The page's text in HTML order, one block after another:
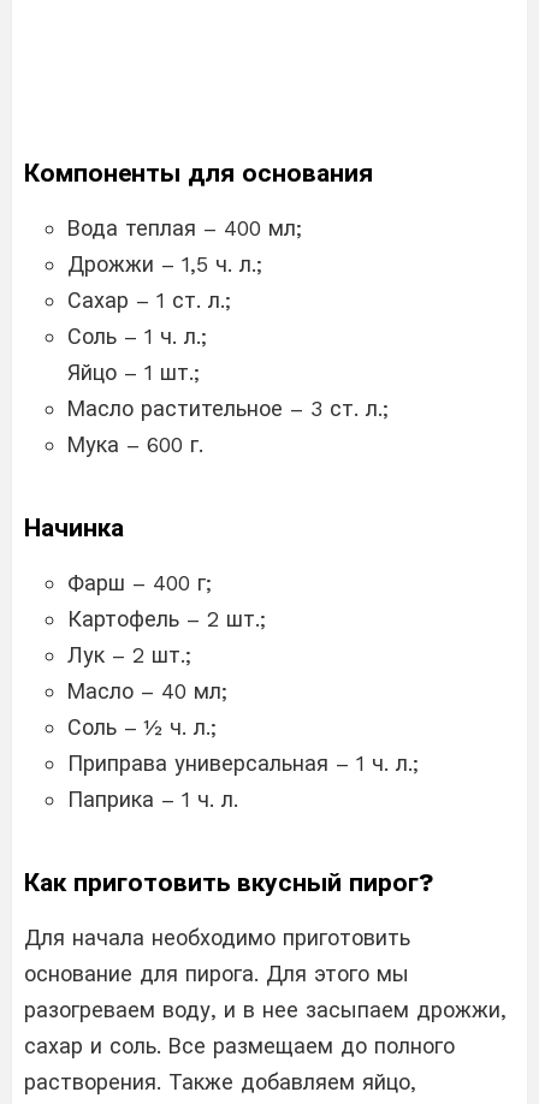
Компоненты для основания
Вода теплая – 400 мл;
Дрожжи – 1,5 ч. л.;
Сахар – 1 ст. л.;
Соль – 1 ч. л.;
Яйцо – 1 шт.;
Масло растительное – 3 ст. л.;
Мука – 600 г.
Начинка
Фарш – 400 г;
Картофель – 2 шт.;
Лук – 2 шт.;
Масло – 40 мл;
Соль – ½ ч. л.;
Приправа универсальная – 1 ч. л.;
Паприка – 1 ч. л.
Как приготовить вкусный пирог?
Для начала необходимо приготовить
основание для пирога. Для этого мы
разогреваем воду, и в нее засыпаем дрожжи,
сахар и соль. Все размещаем до полного
растворения. Также добавляем яйцо,